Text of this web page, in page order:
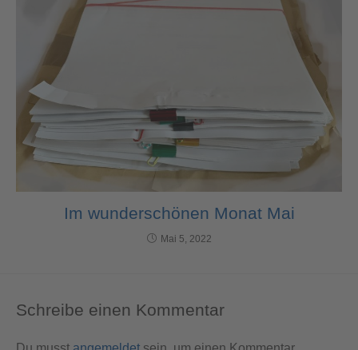
Im wunderschönen Monat Mai
Mai 5, 2022
Schreibe einen Kommentar